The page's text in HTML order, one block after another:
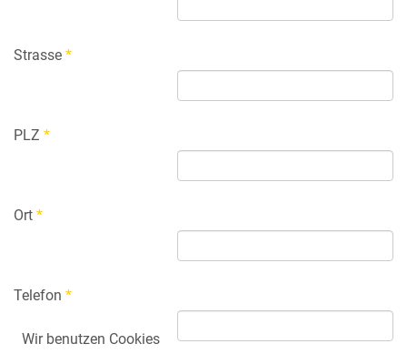
Strasse *
PLZ *
Ort *
Telefon *
Wir benutzen Cookies